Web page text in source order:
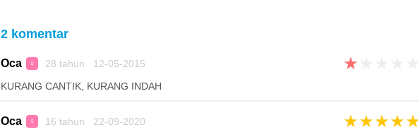
2 komentar
Oca ♀ 28 tahun 12-05-2015 ★
KURANG CANTIK, KURANG INDAH
Oca ♀ 16 tahun 22-09-2020 ★★★★